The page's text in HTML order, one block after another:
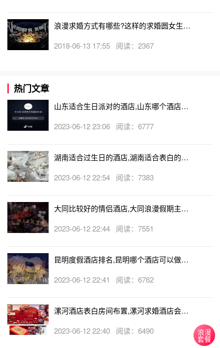
浪漫求婚方式有哪些?这样的求婚圆女生心
2018-06-13 17:55 阅读：2367
热门文章
山东适合生日派对的酒店,山东哪个酒店有
2023-06-12 23:06 阅读：6777
湖南适合过生日的酒店,湖南适合表白的酒
2023-06-12 22:54 阅读：7383
大同比较好的情侣酒店,大同浪漫假期主题
2023-06-12 22:44 阅读：7551
昆明度假酒店排名,昆明哪个酒店可以做求
2023-06-12 22:41 阅读：6762
漯河酒店表白房间布置,漯河求婚酒店会帮
2023-06-12 22:40 阅读：6490 浪漫
套餐